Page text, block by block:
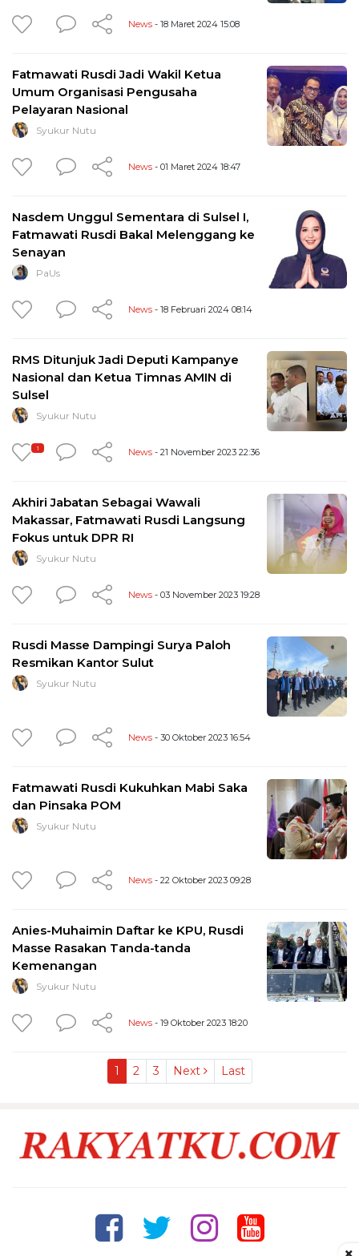
News - 18 Maret 2024 15:08
Fatmawati Rusdi Jadi Wakil Ketua
Umum Organisasi Pengusaha
Pelayaran Nasional
Syukur Nutu
News - 01 Maret 2024 18:47
Nasdem Unggul Sementara di Sulsel I,
Fatmawati Rusdi Bakal Melenggang ke
Senayan
PaUs
News - 18 Februari 2024 08:14
RMS Ditunjuk Jadi Deputi Kampanye
Nasional dan Ketua Timnas AMIN di
Sulsel
Syukur Nutu
1 News - 21 November 2023 22:36
Akhiri Jabatan Sebagai Wawali
Makassar, Fatmawati Rusdi Langsung
Fokus untuk DPR RI
Syukur Nutu
News - 03 November 2023 19:28
Rusdi Masse Dampingi Surya Paloh
Resmikan Kantor Sulut
Syukur Nutu
News - 30 Oktober 2023 16:54
Fatmawati Rusdi Kukuhkan Mabi Saka
dan Pinsaka POM
Syukur Nutu
News - 22 Oktober 2023 09:28
Anies-Muhaimin Daftar ke KPU, Rusdi
Masse Rasakan Tanda-tanda
Kemenangan
Syukur Nutu
News - 19 Oktober 2023 18:20
1 2 3 Next Last